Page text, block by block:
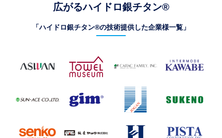
広がるハイドロ銀チタン®
「ハイドロ銀チタン®の技術提供した企業様一覧」